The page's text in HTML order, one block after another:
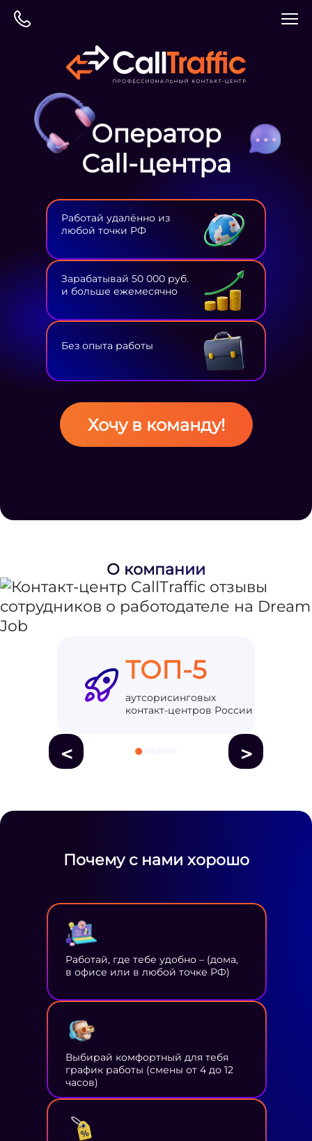
Оператор
Сall-центра
Работай удалённо из
любой точки РФ
Зарабатывай 50 000 руб.
и больше ежемесячно
Без опыта работы
Хочу в команду!
О компании
ТОП-5
аутсорисинговых
контакт-центров России
< >
Почему с нами хорошо
Работай, где тебе удобно – (дома,
в офисе или в любой точке РФ)
Выбирай комфортный для тебя
график работы (смены от 4 до 12
часов)